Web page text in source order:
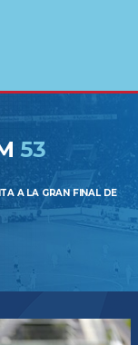
53
A LA GRAN FINAL DE